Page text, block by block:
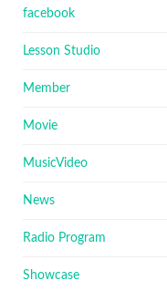
facebook
Lesson Studio
Member
Movie
MusicVideo
News
Radio Program
Showcase